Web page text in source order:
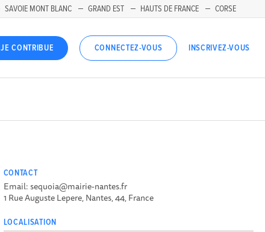
SAVOIE MONT BLANC GRAND EST HAUTS DE FRANCE CORSE
JE CONTRIBUE CONNECTEZ-VOUS INSCRIVEZ-VOUS
CONTACT
Email: sequoia@mairie-nantes.fr
1 Rue Auguste Lepere, Nantes, 44, France
LOCALISATION